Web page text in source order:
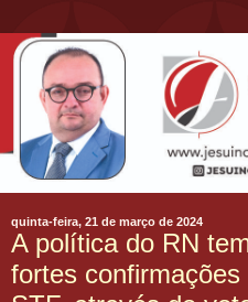
quinta-feira, 21 de março de 2024
A política do RN
fortes